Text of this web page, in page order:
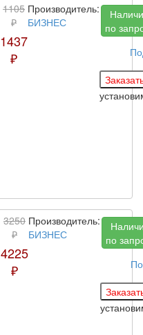
1105
₽
1437
₽
Производитель:
БИЗНЕС
по
3250
₽
4225
₽
Производитель:
БИЗНЕС
по